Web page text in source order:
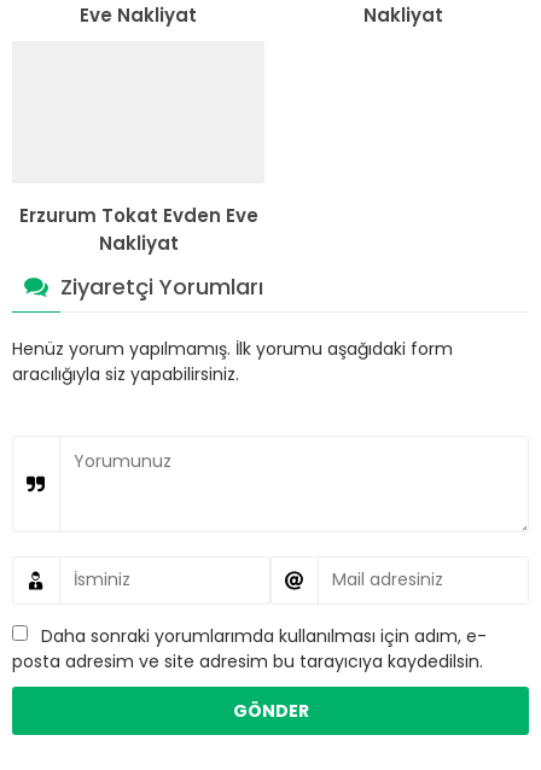
Eve Nakliyat
Nakliyat
Erzurum Tokat Evden Eve
Nakliyat
Ziyaretçi Yorumları
Henüz yorum yapılmamış. İlk yorumu aşağıdaki form
aracılığıyla siz yapabilirsiniz.
Daha sonraki yorumlarımda kullanılması için adım, e-
posta adresim ve site adresim bu tarayıcıya kaydedilsin.